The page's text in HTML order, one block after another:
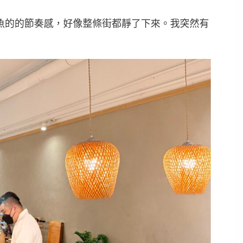
的節奏感，好像整條街都靜了下來。我突然有